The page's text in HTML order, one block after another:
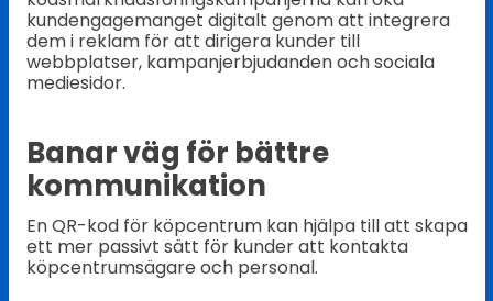
kundengagemanget digitalt genom att integrera
dem i reklam för att dirigera kunder till
webbplatser, kampanjerbjudanden och sociala
mediesidor.
Banar väg för bättre
kommunikation
En QR-kod för köpcentrum kan hjälpa till att skapa
ett mer passivt sätt för kunder att kontakta
köpcentrumsägare och personal.